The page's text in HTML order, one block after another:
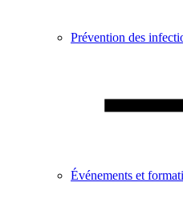
Prévention des
Événements et